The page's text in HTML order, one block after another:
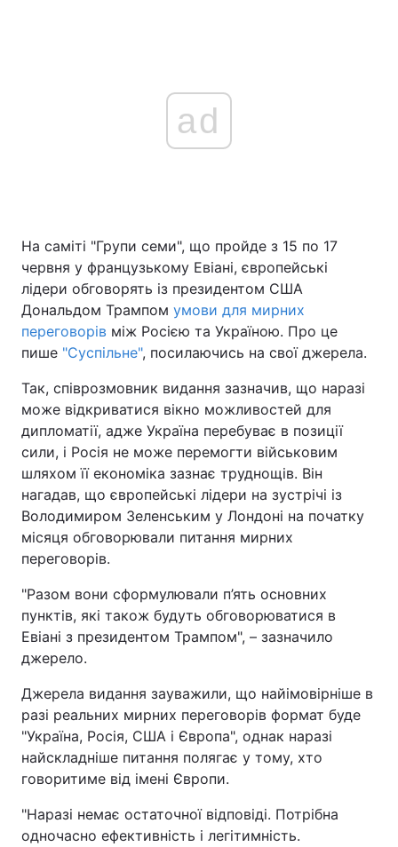
ad
На саміті "Групи семи", що пройде з 15 по 17
червня у французькому Евіані, європейські
лідери обговорять із президентом США
Дональдом Трампом умови для мирних
переговорів між Росією та Україною. Про це
пише "Суспільне", посилаючись на свої джерела.
Так, співрозмовник видання зазначив, що наразі
може відкриватися вікно можливостей для
дипломатії, адже Україна перебуває в позиції
сили, і Росія не може перемогти військовим
шляхом її економіка зазнає труднощів. Він
нагадав, що європейські лідери на зустрічі із
Володимиром Зеленським у Лондоні на початку
місяця обговорювали питання мирних
переговорів.
"Разом вони сформулювали п’ять основних
пунктів, які також будуть обговорюватися в
Евіані з президентом Трампом", – зазначило
джерело.
Джерела видання зауважили, що найімовірніше в
разі реальних мирних переговорів формат буде
"Україна, Росія, США і Європа", однак наразі
найскладніше питання полягає у тому, хто
говоритиме від імені Європи.
"Наразі немає остаточної відповіді. Потрібна
одночасно ефективність і легітимність.